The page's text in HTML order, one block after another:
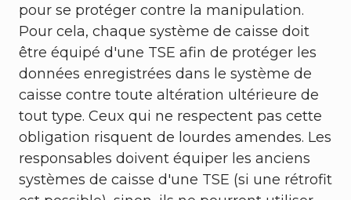
pour se protéger contre la manipulation.
Pour cela, chaque système de caisse doit
être équipé d'une TSE afin de protéger les
données enregistrées dans le système de
caisse contre toute altération ultérieure de
tout type. Ceux qui ne respectent pas cette
obligation risquent de lourdes amendes. Les
responsables doivent équiper les anciens
systèmes de caisse d'une TSE (si une rétrofit